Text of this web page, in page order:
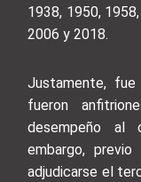
1938, 1950,
2006 y 2018.
Justamente,
fueron
desempeño al
embargo,
adjudicarse el